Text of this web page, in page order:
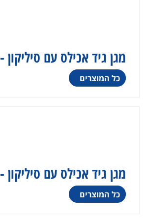
מגן גיד אכילס עם סיליקון - BORT
כל המוצרים
מגן גיד אכילס עם סיליקון - BORT
כל המוצרים